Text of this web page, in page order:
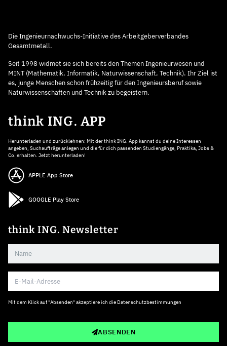
Die Ingenieurnachwuchs-Initiative des Arbeitgeberverbandes
Gesamtmetall.
Seit 1998 widmet sie sich bereits den Themen Ingenieurwesen und
MINT (Mathematik, Informatik, Naturwissenschaft, Technik). Ihr Ziel ist
es, junge Menschen schon frühzeitig für den Ingenieursberuf sowie
Naturwissenschaften und Technik zu begeistern.
think ING. APP
Herunterladen und zurücklehnen: Mit der think ING. App kannst du deine Interessen
angeben, Suchaufträge anlegen und die für dich passenden Studiengänge, Praktika, Jobs &
Co. erhalten. Jetzt herunterladen!
APPLE App Store
GOOGLE Play Store
think ING. Newsletter
Mit dem Klick auf "Absenden" akzeptiere ich die Datenschutzbestimmungen
ABSENDEN